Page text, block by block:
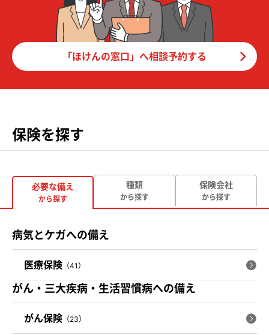
「ほけんの窓口」へ相談予約する
保険を探す
必要な備え
から探す
種類
から探す
保険会社
から探す
病気とケガへの備え
医療保険 （41）
がん・三大疾病・生活習慣病への備え
がん保険 （23）